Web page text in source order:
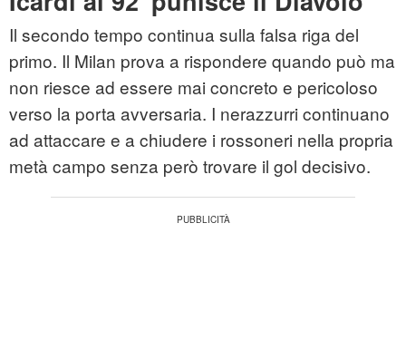
Il secondo tempo continua sulla falsa riga del
primo. Il Milan prova a rispondere quando può ma
non riesce ad essere mai concreto e pericoloso
verso la porta avversaria. I nerazzurri continuano
ad attaccare e a chiudere i rossoneri nella propria
metà campo senza però trovare il gol decisivo.